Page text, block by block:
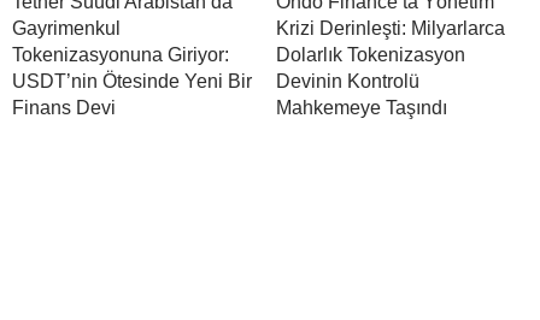
Gayrimenkul
Tokenizasyonuna Giriyor:
USDT’nin Ötesinde Yeni Bir
Finans Devi
Krizi Derinleşti: Milyarlarca
Dolarlık Tokenizasyon
Devinin Kontrolü
Mahkemeye Taşındı